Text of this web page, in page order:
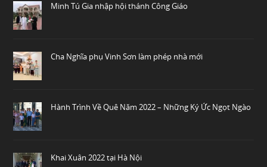
Minh Tú Gia nhập hội thánh Công Giáo
Cha Nghĩa phụ Vinh Sơn làm phép nhà mới
Hành Trình Về Quê Năm 2022 – Những Ký Ức Ngọt Ngào
Khai Xuân 2022 tại Hà Nội